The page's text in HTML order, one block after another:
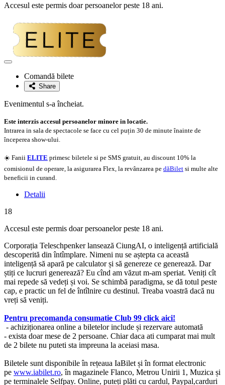
Accesul este permis doar persoanelor peste 18 ani.
Adaugă
favoriteComandă bilete
Share
Evenimentul s-a încheiat.
Este interzis accesul persoanelor minore in locatie.
Intrarea in sala de spectacole se face cu cel puțin 30 de minute înainte de
începerea show-ului.
☀️ Fanii ELITE primesc biletele si pe SMS gratuit, au discount 10% la
comisionul de operare, la asigurarea Flex, la revânzarea pe dăBilet si multe alte
beneficii in curand.
Detalii
18
Accesul este permis doar persoanelor peste 18 ani.
Corporația Teleschpenker lansează CiungAI, o inteligență artificială
descoperită din întîmplare. Nimeni nu se aștepta ca această
inteligență să apară pe calculator și să genereze ce generează. Dar
știți ce lucruri generează? Eu cînd am văzut m-am speriat. Veniți cît
mai repede să vedeți și voi. Se schimbă paradigma, se dă totul peste
cap, e practic un fel de întîlnire cu destinul. Treaba voastră dacă nu
vreți să veniți.
Pentru precomanda consumatie Club 99 click aici!
- achiziționarea online a biletelor include și rezervare automată
- exista doar mese de 2 persoane. Chiar daca ati cumparat mai mult
de 2 bilete nu puteti sta impreuna la aceiasi masa.
Biletele sunt disponibile în rețeaua IaBilet și în format electronic
pe www.iabilet.ro, în magazinele Flanco, Metrou Unirii 1, Muzica și
pe terminalele Selfpay. Online, puteți plăti cu cardul, Paypal,carduri